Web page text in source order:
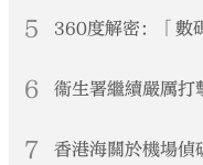
5 360度解密：「數
6 衞生署繼續嚴厲打
7 香港海關於機場偵